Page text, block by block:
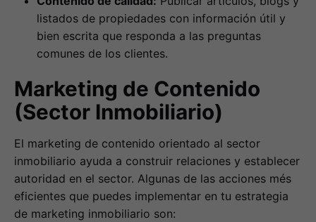
listados de propiedades con información útil y
bien escrita que responda a las preguntas
comunes de los clientes.
Marketing de Contenido
(Sector Inmobiliario)
El marketing de contenido orientado al sector
inmobiliario ayuda a construir relaciones y establecer
autoridad en el sector. Algunas de las acciones més
eficientes que puedes implementar en tu estrategia
de marketing inmobiliario son: